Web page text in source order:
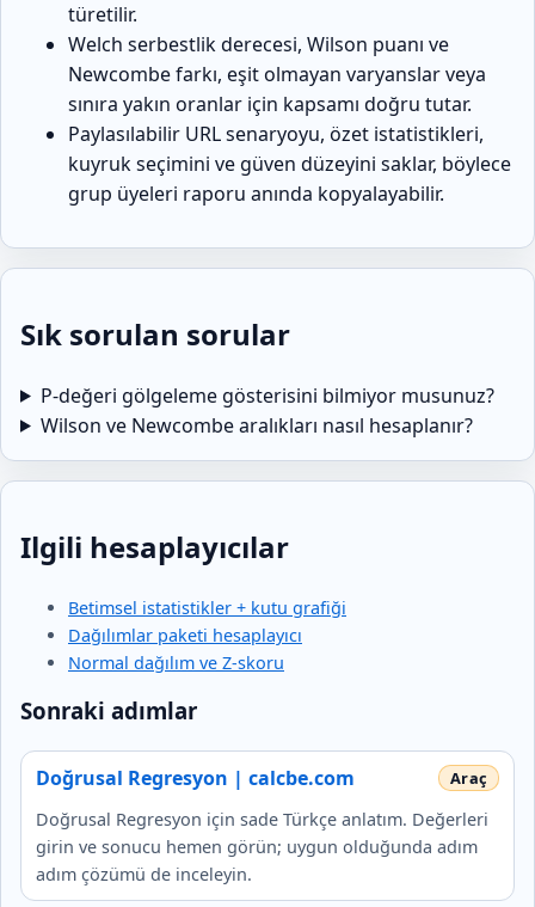
türetilir.
Welch serbestlik derecesi, Wilson puanı ve
Newcombe farkı, eşit olmayan varyanslar veya
sınıra yakın oranlar için kapsamı doğru tutar.
Paylasılabilir URL senaryoyu, özet istatistikleri,
kuyruk seçimini ve güven düzeyini saklar, böylece
grup üyeleri raporu anında kopyalayabilir.
Sık sorulan sorular
P-değeri gölgeleme gösterisini bilmiyor musunuz?
Wilson ve Newcombe aralıkları nasıl hesaplanır?
Ilgili hesaplayıcılar
Betimsel istatistikler + kutu grafiği
Dağılımlar paketi hesaplayıcı
Normal dağılım ve Z-skoru
Sonraki adımlar
Doğrusal Regresyon | calcbe.com
Doğrusal Regresyon için sade Türkçe anlatım. Değerleri
girin ve sonucu hemen görün; uygun olduğunda adım
adım çözümü de inceleyin.